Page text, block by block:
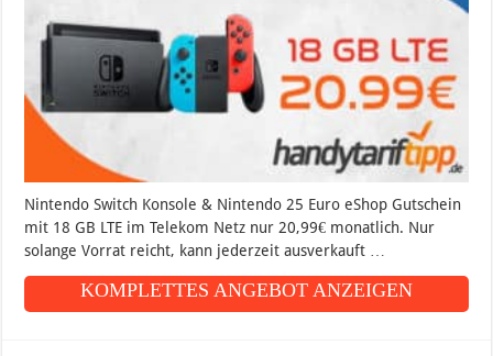
Nintendo Switch Konsole & Nintendo 25 Euro eShop Gutschein
mit 18 GB LTE im Telekom Netz nur 20,99€ monatlich. Nur
solange Vorrat reicht, kann jederzeit ausverkauft …
KOMPLETTES ANGEBOT ANZEIGEN